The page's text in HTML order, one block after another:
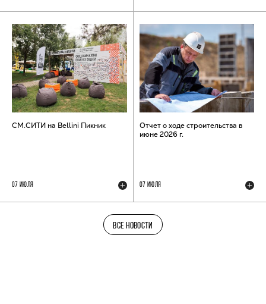
СМ.СИТИ на Bellini Пикник
07 ИЮЛЯ
Отчет о ходе строительства в
июне 2026 г.
07 ИЮЛЯ
ВСЕ НОВОСТИ